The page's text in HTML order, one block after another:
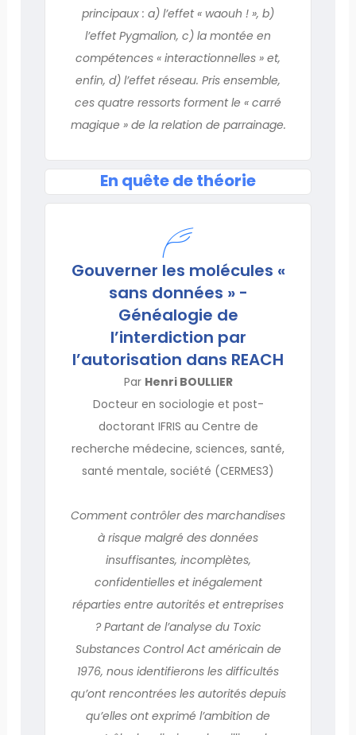
principaux : a) l’effet « waouh ! », b)
l’effet Pygmalion, c) la montée en
compétences « interactionnelles » et,
enfin, d) l’effet réseau. Pris ensemble,
ces quatre ressorts forment le « carré
magique » de la relation de parrainage.
En quête de théorie
Gouverner les molécules «
sans données » -
Généalogie de
l’interdiction par
l’autorisation dans REACH
Par Henri BOULLIER
Docteur en sociologie et post-
doctorant IFRIS au Centre de
recherche médecine, sciences, santé,
santé mentale, société (CERMES3)
Comment contrôler des marchandises
à risque malgré des données
insuffisantes, incomplètes,
confidentielles et inégalement
réparties entre autorités et entreprises
? Partant de l’analyse du Toxic
Substances Control Act américain de
1976, nous identifierons les difficultés
qu’ont rencontrées les autorités depuis
qu’elles ont exprimé l’ambition de